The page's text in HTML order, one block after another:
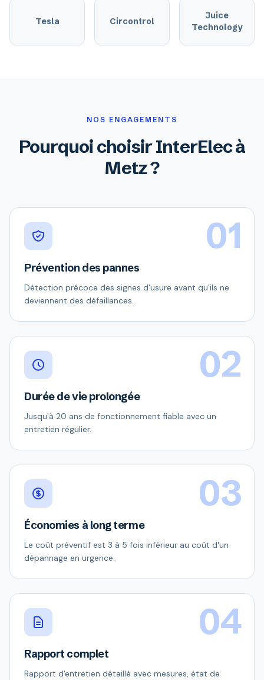
Tesla Circontrol
Juice
Technology
NOS ENGAGEMENTS
Pourquoi choisir InterElec à
Metz ?
01
Prévention des pannes
Détection précoce des signes d'usure avant qu'ils ne
deviennent des défaillances.
02
Durée de vie prolongée
Jusqu'à 20 ans de fonctionnement fiable avec un
entretien régulier.
03
Économies à long terme
Le coût préventif est 3 à 5 fois inférieur au coût d'un
dépannage en urgence.
04
Rapport complet
Rapport d'entretien détaillé avec mesures, état de